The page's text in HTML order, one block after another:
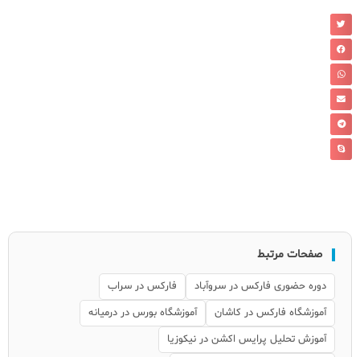
صفحات مرتبط
دوره حضوری فارکس در سروآباد
فارکس در سراب
آموزشگاه فارکس در کاشان
آموزشگاه بورس در درمیانه
آموزش تحلیل پرایس اکشن در نیکوزیا